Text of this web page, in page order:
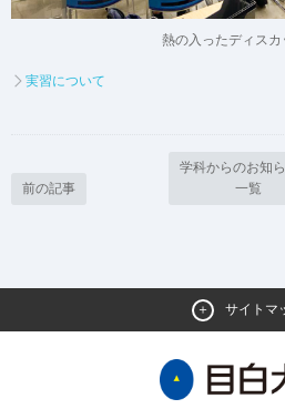
熱の入ったディスカ
実習について
前の記事
学科からのお知
一覧
サイトマ